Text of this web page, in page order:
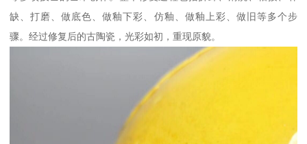
缺、打磨、做底色、做釉下彩、仿釉、做釉上彩、做旧等多个步
骤。经过修复后的古陶瓷，光彩如初，重现原貌。